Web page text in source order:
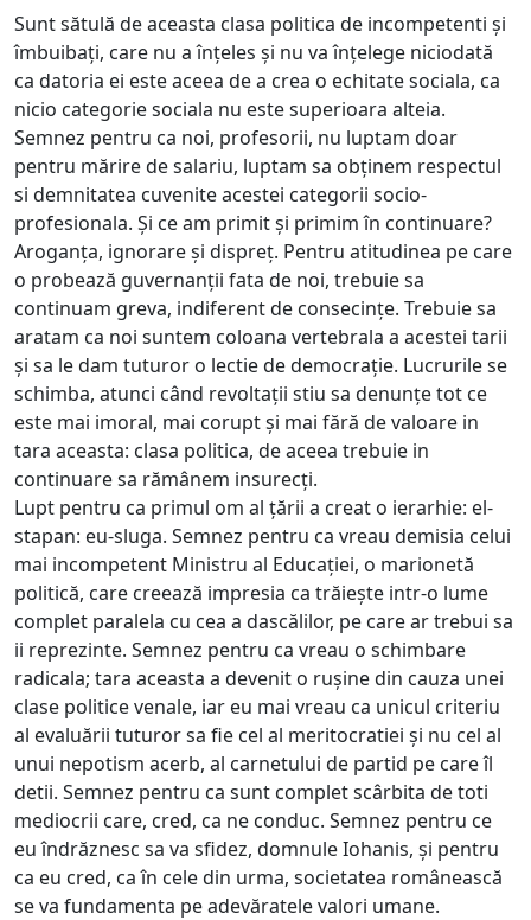
Sunt sătulă de aceasta clasa politica de incompetenti și
îmbuibați, care nu a înțeles și nu va înțelege niciodată
ca datoria ei este aceea de a crea o echitate sociala, ca
nicio categorie sociala nu este superioara alteia.
Semnez pentru ca noi, profesorii, nu luptam doar
pentru mărire de salariu, luptam sa obținem respectul
si demnitatea cuvenite acestei categorii socio-
profesionala. Și ce am primit și primim în continuare?
Aroganța, ignorare și dispreț. Pentru atitudinea pe care
o probează guvernanții fata de noi, trebuie sa
continuam greva, indiferent de consecințe. Trebuie sa
aratam ca noi suntem coloana vertebrala a acestei tarii
și sa le dam tuturor o lectie de democrație. Lucrurile se
schimba, atunci când revoltații stiu sa denunțe tot ce
este mai imoral, mai corupt și mai fără de valoare in
tara aceasta: clasa politica, de aceea trebuie in
continuare sa rămânem insurecți.
Lupt pentru ca primul om al țării a creat o ierarhie: el-
stapan: eu-sluga. Semnez pentru ca vreau demisia celui
mai incompetent Ministru al Educației, o marionetă
politică, care creează impresia ca trăiește intr-o lume
complet paralela cu cea a dascălilor, pe care ar trebui sa
ii reprezinte. Semnez pentru ca vreau o schimbare
radicala; tara aceasta a devenit o rușine din cauza unei
clase politice venale, iar eu mai vreau ca unicul criteriu
al evaluării tuturor sa fie cel al meritocratiei și nu cel al
unui nepotism acerb, al carnetului de partid pe care îl
detii. Semnez pentru ca sunt complet scârbita de toti
mediocrii care, cred, ca ne conduc. Semnez pentru ce
eu îndrăznesc sa va sfidez, domnule Iohanis, și pentru
ca eu cred, ca în cele din urma, societatea românească
se va fundamenta pe adevăratele valori umane.